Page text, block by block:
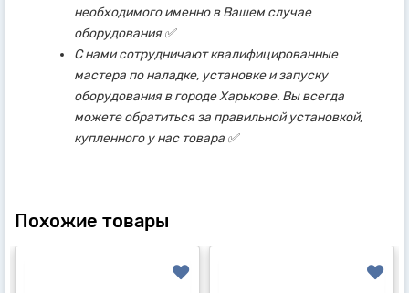
необходимого именно в Вашем случае
оборудования ✅
С нами сотрудничают квалифицированные
мастера по наладке, установке и запуску
оборудования в городе Харькове. Вы всегда
можете обратиться за правильной установкой,
купленного у нас товара ✅
Похожие товары